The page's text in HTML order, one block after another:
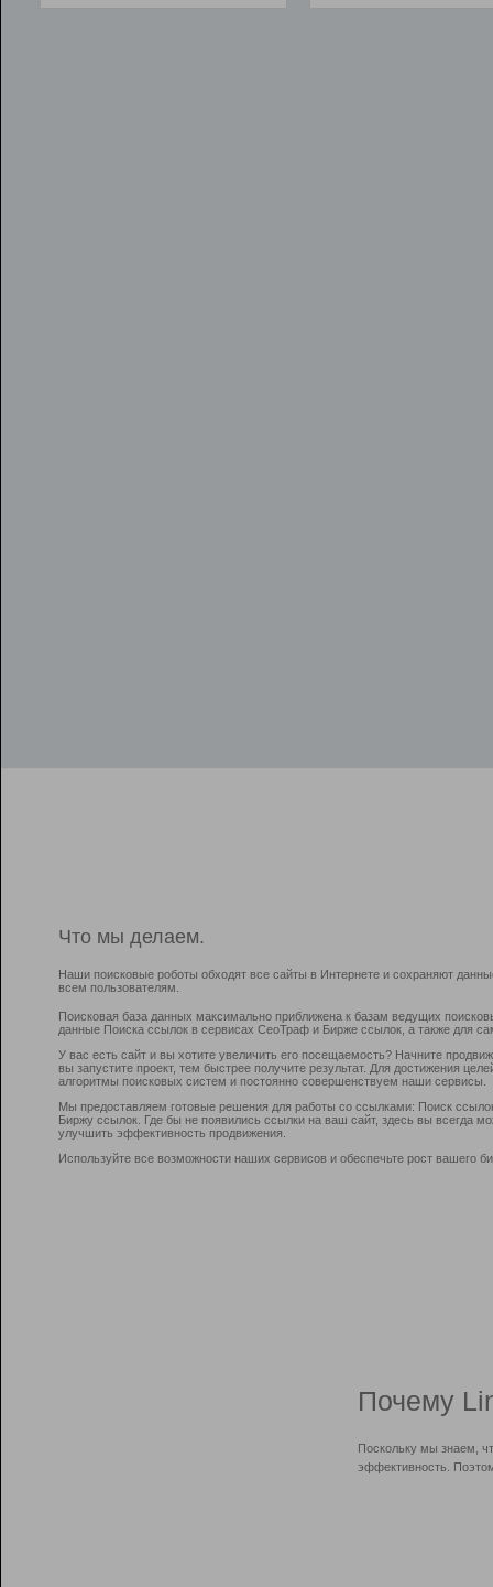
Что мы делаем.
Наши поисковые роботы обходят все сайты в Интернете и сохраняют
всем пользователям.
Поисковая база данных максимально приближена к базам ведущих
данные Поиска ссылок в сервисах СеоТраф и Бирже ссылок, а также для
У вас есть сайт и вы хотите увеличить его посещаемость? Начните
вы запустите проект, тем быстрее получите результат. Для достижения
алгоритмы поисковых систем и постоянно совершенствуем наши сервисы.
Мы предоставляем готовые решения для работы со ссылками: Поиск
Биржу ссылок. Где бы не появились ссылки на ваш сайт, здесь вы всегда
улучшить эффективность продвижения.
Используйте все возможности наших сервисов и обеспечьте рост вашего
Почему
Поскольку мы знаем,
эффективность.